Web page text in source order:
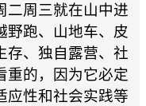
二周三就在山中进
野跑、山地车、皮
存、独自露营、社
重的，因为它必定
应性和社会实践等